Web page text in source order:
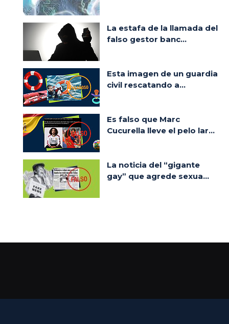
La estafa de la llamada del
falso gestor banc...
Esta imagen de un guardia
civil rescatando a...
Es falso que Marc
Cucurella lleve el pelo lar...
La noticia del “gigante
gay” que agrede sexua...